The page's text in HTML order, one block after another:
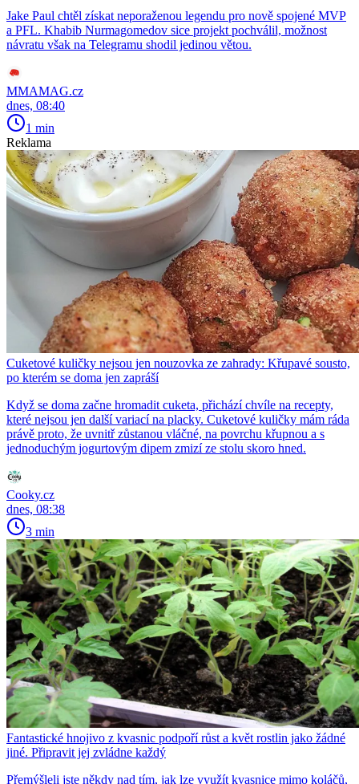
Jake Paul chtěl získat neporaženou legendu pro nově spojené MVP
a PFL. Khabib Nurmagomedov sice projekt pochválil, možnost
návratu však na Telegramu shodil jedinou větou.
MMAMAG.cz
dnes, 08:40
1 min
Reklama
Cuketové kuličky nejsou jen nouzovka ze zahrady: Křupavé sousto,
po kterém se doma jen zapráší
Když se doma začne hromadit cuketa, přichází chvíle na recepty,
které nejsou jen další variací na placky. Cuketové kuličky mám ráda
právě proto, že uvnitř zůstanou vláčné, na povrchu křupnou a s
jednoduchým jogurtovým dipem zmizí ze stolu skoro hned.
Cooky.cz
dnes, 08:38
3 min
Fantastické hnojivo z kvasnic podpoří růst a květ rostlin jako žádné
jiné. Připravit jej zvládne každý
Přemýšleli jste někdy nad tím, jak lze využít kvasnice mimo koláčů,